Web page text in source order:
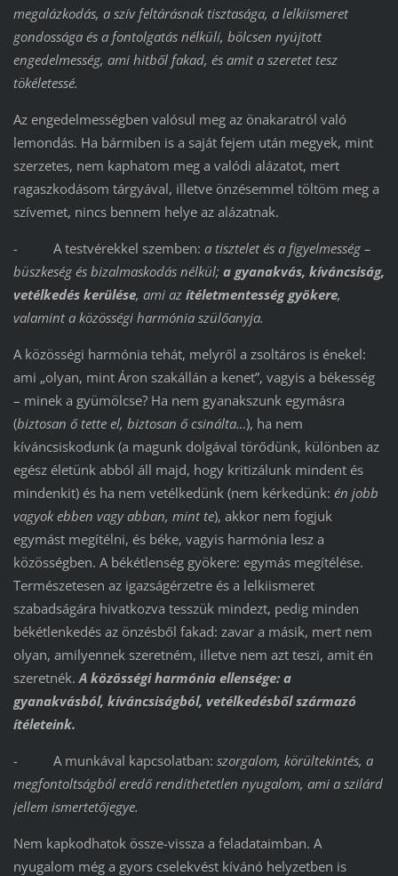
megalázkodás, a szív feltárásnak tisztasága, a lelkiismeret
gondossága és a fontolgatás nélküli, bölcsen nyújtott
engedelmesség, ami hitből fakad, és amit a szeretet tesz
tökéletessé.
Az engedelmességben valósul meg az önakaratról való
lemondás. Ha bármiben is a saját fejem után megyek, mint
szerzetes, nem kaphatom meg a valódi alázatot, mert
ragaszkodásom tárgyával, illetve önzésemmel töltöm meg a
szívemet, nincs bennem helye az alázatnak.
- A testvérekkel szemben: a tisztelet és a figyelmesség –
büszkeség és bizalmaskodás nélkül; a gyanakvás, kíváncsiság,
vetélkedés kerülése, ami az ítéletmentesség gyökere,
valamint a közösségi harmónia szülőanyja.
A közösségi harmónia tehát, melyről a zsoltáros is énekel:
ami „olyan, mint Áron szakállán a kenet”, vagyis a békesség
– minek a gyümölcse? Ha nem gyanakszunk egymásra
(biztosan ő tette el, biztosan ő csinálta…), ha nem
kíváncsiskodunk (a magunk dolgával törődünk, különben az
egész életünk abból áll majd, hogy kritizálunk mindent és
mindenkit) és ha nem vetélkedünk (nem kérkedünk: én jobb
vagyok ebben vagy abban, mint te), akkor nem fogjuk
egymást megítélni, és béke, vagyis harmónia lesz a
közösségben. A békétlenség gyökere: egymás megítélése.
Természetesen az igazságérzetre és a lelkiismeret
szabadságára hivatkozva tesszük mindezt, pedig minden
békétlenkedés az önzésből fakad: zavar a másik, mert nem
olyan, amilyennek szeretném, illetve nem azt teszi, amit én
szeretnék. A közösségi harmónia ellensége: a
gyanakvásból, kíváncsiságból, vetélkedésből származó
ítéleteink.
- A munkával kapcsolatban: szorgalom, körültekintés, a
megfontoltságból eredő rendíthetetlen nyugalom, ami a szilárd
jellem ismertetőjegye.
Nem kapkodhatok össze-vissza a feladataimban. A
nyugalom még a gyors cselekvést kívánó helyzetben is